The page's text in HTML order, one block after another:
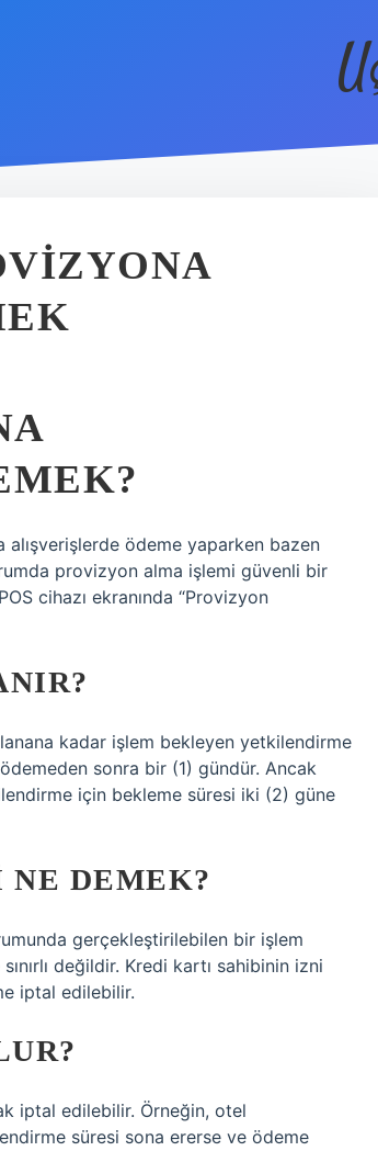
alışverişlerde ödeme yaparken bazen
provizyon alma işlemi güvenli bir
cihazı ekranında “Provizyon
kadar işlem bekleyen yetkilendirme
sonra bir (1) gündür. Ancak
için bekleme süresi iki (2) güne
DEMEK?
gerçekleştirilebilen bir işlem
değildir. Kredi kartı sahibinin izni
iptal edilebilir.
iptal edilebilir. Örneğin, otel
süresi sona ererse ve ödeme